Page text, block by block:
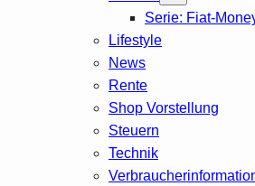
Serie: Fiat-
Lifestyle
News
Rente
Shop Vorstellung
Steuern
Technik